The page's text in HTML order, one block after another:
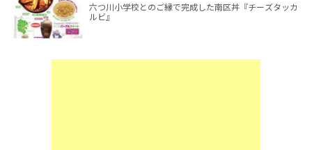
六つ川小学校とのご縁で完成した南区丼『チーズタッカ
ルビ』